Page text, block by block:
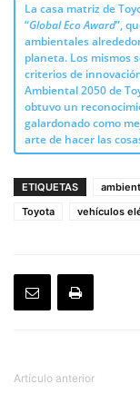
La casa matriz de
“Global Eco Award”,
ambientales
planeta. Los mismos
criterios de
Ambiental 2050 de
obtuvo un
galardonado como
arte de hacer las
ETIQUETAS
Toyota
vehículos
Artículo anterior